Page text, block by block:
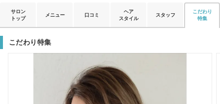
サロン
トップ
メニュー 口コミ
ヘア
スタイル
スタッフ
こだわり
特集
こだわり特集